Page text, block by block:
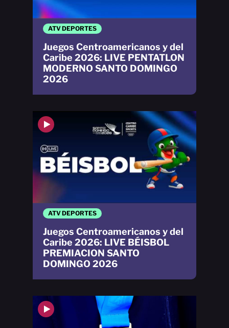
ATV DEPORTES
Juegos Centroamericanos y del
Caribe 2026: LIVE PENTATLON
MODERNO SANTO DOMINGO
2026
ATV DEPORTES
Juegos Centroamericanos y del
Caribe 2026: LIVE BÉISBOL
PREMIACION SANTO
DOMINGO 2026